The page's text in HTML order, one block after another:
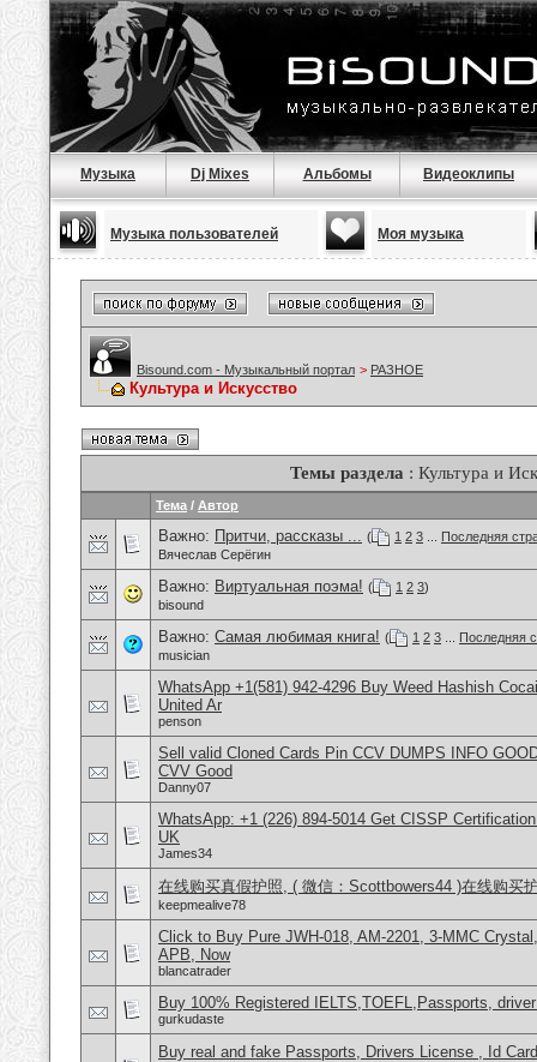
Музыка Dj Mixes Альбомы Видеоклипы
Музыка пользователей Моя музыка
Bisound.com - Музыкальный портал > РАЗНОЕ
Культура и Искусство
Темы раздела : Культура и
Тема / Автор
Важно: Притчи, рассказы ... ( 1 2 3
Последняя
Вячеслав Серёгин
Важно: Виртуальная поэма! ( 1 2 3)
bisound
Важно: Самая любимая книга! ( 1 2 3
Последняя
musician
WhatsApp +1(581) 942-4296 Buy Weed Hashish
United Ar
penson
Sell valid Cloned Cards Pin CCV DUMPS INFO
CVV Good
Danny07
WhatsApp: +1 (226) 894-5014​ Get CISSP
UK
James34
在线购买真假护照, ( 微信：Scottbowers44 )在线购买
keepmealive78
Click to Buy Pure JWH-018, AM-2201, 3-MMC
APB, Now
blancatrader
Buy 100% Registered IELTS,TOEFL,Passports,
gurkudaste
Buy real and fake Passports, Drivers License , Id